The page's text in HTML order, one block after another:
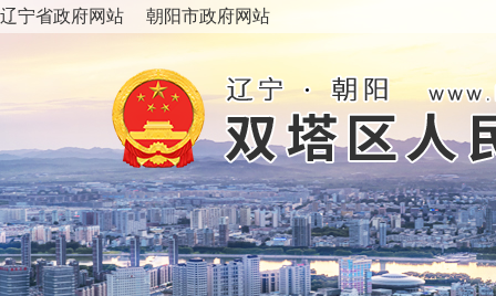
辽宁省政府网站 朝阳市政府网站